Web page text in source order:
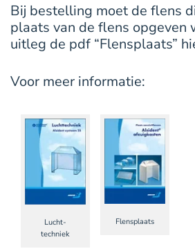
Bij bestelling moet de flens
plaats van de flens opgeven
uitleg de pdf “Flensplaats”
Voor meer informatie:
Lucht-
techniek
Flensplaats